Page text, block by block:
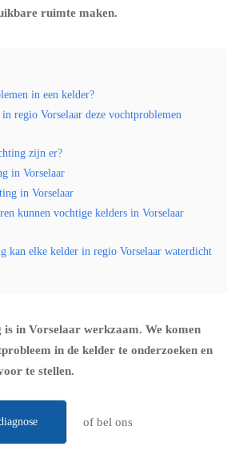
ruimte maken.
in een kelder?
regio Vorselaar deze vochtproblemen
zijn er?
in Vorselaar
in Vorselaar
kunnen vochtige kelders in Vorselaar
kan elke kelder in regio Vorselaar waterdicht
in Vorselaar werkzaam. We komen
in de kelder te onderzoeken en
te stellen.
of bel ons